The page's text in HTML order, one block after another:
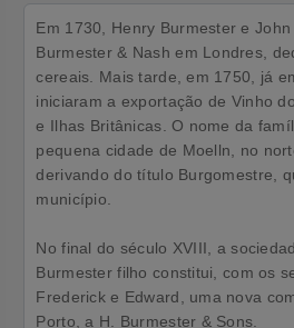
Em 1730, Henry Burmester e
Burmester & Nash em Londres,
cereais. Mais tarde, em 1750, já
iniciaram a exportação de Vinho
e Ilhas Britânicas. O nome da
pequena cidade de Moelln, no
derivando do título Burgomestre,
município.
No final do século XVIII, a
Burmester filho constitui, com os
Frederick e Edward, uma nova
Porto, a H. Burmester & Sons.